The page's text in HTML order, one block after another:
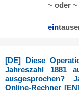
~ oder ~
ein
[DE] Diese
Jahreszahl 1881
ausgesprochen?
Online-Rechner